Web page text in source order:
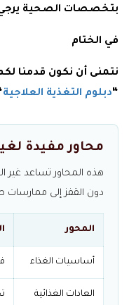
بتخصصات الصحية
في الختام
نتمنى أن نكون قدمنا
“دبلوم التغذية العلاجية
محاور مفيدة
هذه المحاور تساعد
دون القفز إلى ممارسات
المحور
أساسيات الغذاء
العادات الغذائية